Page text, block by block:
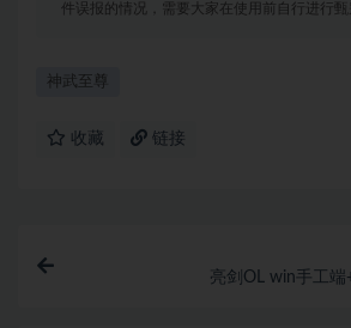
件误报的情况，需要大家在使用前自行进行甄
神武至尊
收藏 链接
亮剑OL win手工端